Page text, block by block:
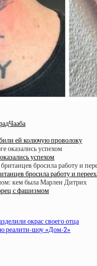
ей колючую проволоку
успехом
бросила работу и
с фашизмом
окрас своего отца
реалити-шоу «Дом-2»